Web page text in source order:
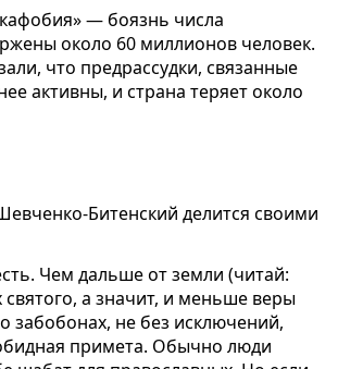
— боязнь числа
около 60 миллионов человек.
что предрассудки, связанные
активны, и страна теряет около
Битенский делится своими
Чем дальше от земли (читай:
а значит, и меньше веры
не без исключений,
примета. Обычно люди